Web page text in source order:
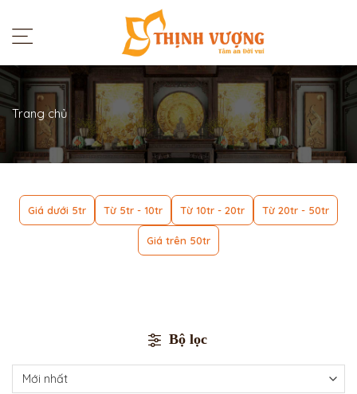
Trang chủ
Giá dưới 5tr Từ 5tr - 10tr Từ 10tr - 20tr Từ 20tr - 50tr
Giá trên 50tr
Bộ lọc